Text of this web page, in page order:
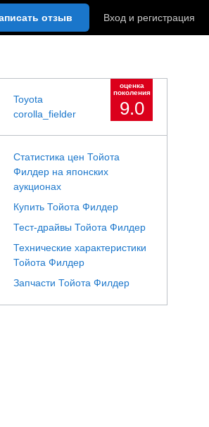
отзыв Вход и регистрация
Toyota
corolla_fielder
оценка
поколения
9.0
Статистика цен Тойота
Филдер на японских
аукционах
Купить Тойота Филдер
Тест-драйвы Тойота Филдер
Технические характеристики
Тойота Филдер
Запчасти Тойота Филдер